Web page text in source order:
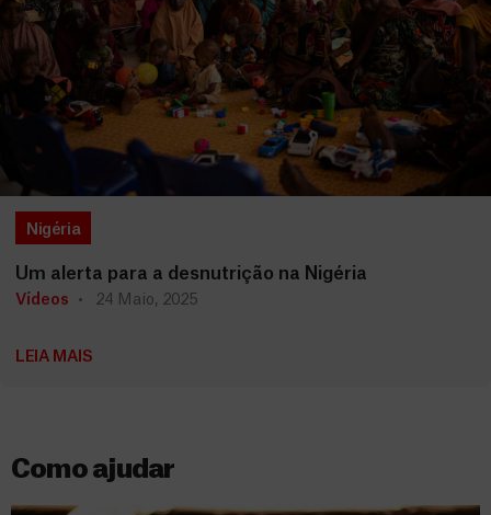
Nigéria
Um alerta para a desnutrição na Nigéria
Vídeos 24 Maio, 2025
LEIA MAIS
Como ajudar